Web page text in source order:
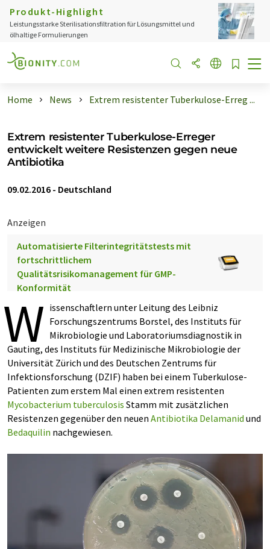
Produkt-Highlight
Leistungsstarke Sterilisationsfiltration für Lösungsmittel und
ölhaltige Formulierungen
Home News Extrem resistenter Tuberkulose-Erreg ...
Extrem resistenter Tuberkulose-Erreger
entwickelt weitere Resistenzen gegen neue
Antibiotika
09.02.2016 - Deutschland
Anzeigen
Automatisierte Filterintegritätstests mit
fortschrittlichem
Qualitätsrisikomanagement für GMP-
Konformität
W issenschaftlern unter Leitung des Leibniz
Forschungszentrums Borstel, des Instituts für
Mikrobiologie und Laboratoriumsdiagnostik in
Gauting, des Instituts für Medizinische Mikrobiologie der
Universität Zürich und des Deutschen Zentrums für
Infektionsforschung (DZIF) haben bei einem Tuberkulose-
Patienten zum erstem Mal einen extrem resistenten
Mycobacterium tuberculosis Stamm mit zusätzlichen
Resistenzen gegenüber den neuen Antibiotika Delamanid und
Bedaquilin nachgewiesen.